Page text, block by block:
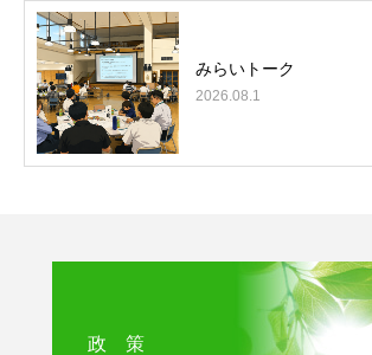
みらいトーク
2026.08.1
政 策